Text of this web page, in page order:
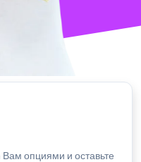
опциями и оставьте